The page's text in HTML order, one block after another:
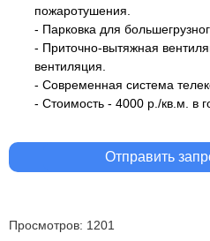
пожаротушения.
- Парковка для
- Приточно-вытяжная
вентиляция.
- Современная система
- Стоимость - 4000 р./кв.м. в
Отправить
Просмотров: 1201